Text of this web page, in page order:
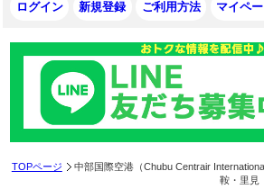
ログイン 新規登録 ご利用方法 マイペ
TOPページ
中部国際空港（Chubu Centrair
鞍・里見